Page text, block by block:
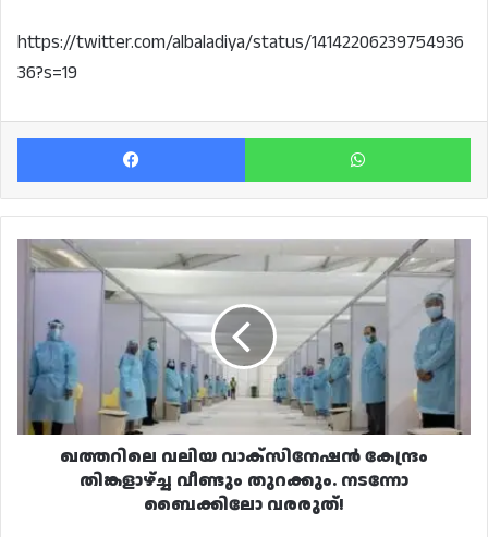
https://twitter.com/albaladiya/status/14142206239754936
36?s=19
Facebook
ഖത്തറിലെ
വലിയ
വാക്സിനേഷൻ
കേന്ദ്രം
തിങ്കളാഴ്ച്ച
വീണ്ടും
തുറക്കും.
നടന്നോ
ബൈക്കിലോ
വരരുത്!ഖത്തറിലെ വലിയ വാക്സിനേഷൻ കേന്ദ്രം
തിങ്കളാഴ്ച്ച വീണ്ടും തുറക്കും. നടന്നോ
ബൈക്കിലോ വരരുത്!